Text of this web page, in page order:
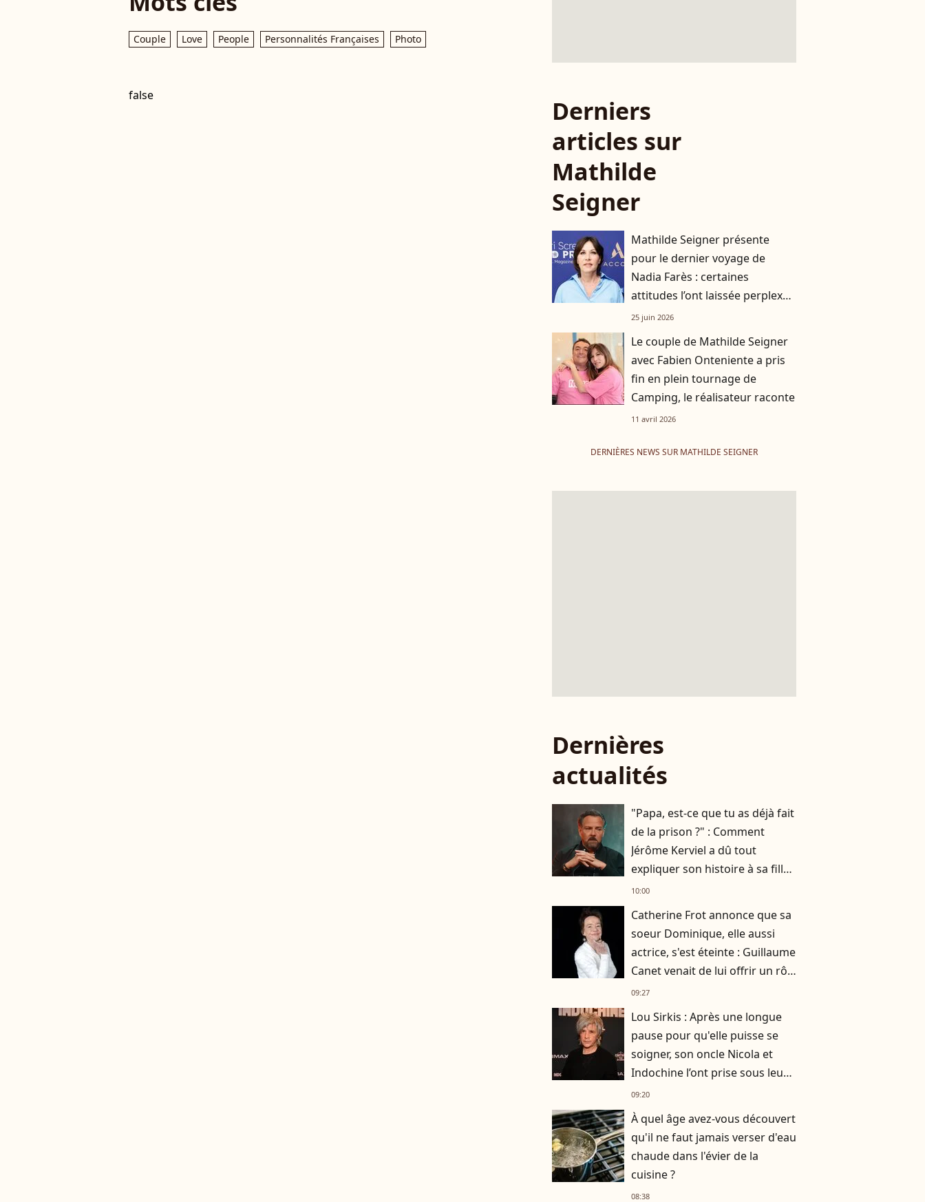
Couple Love People Personnalités Françaises Photo
false
Derniers
articles sur
Mathilde
Seigner
Mathilde Seigner présente
pour le dernier voyage de
Nadia Farès : certaines
attitudes l’ont laissée perplexe,
"c’est comme une avant-
25 juin 2026
Le couple de Mathilde Seigner
avec Fabien Onteniente a pris
fin en plein tournage de
Camping, le réalisateur raconte
11 avril 2026
DERNIÈRES NEWS SUR MATHILDE SEIGNER
Dernières
actualités
"Papa, est-ce que tu as déjà fait
de la prison ?" : Comment
Jérôme Kerviel a dû tout
expliquer son histoire à sa fille
de 7 ans
10:00
Catherine Frot annonce que sa
soeur Dominique, elle aussi
actrice, s'est éteinte : Guillaume
Canet venait de lui offrir un rôle
dans son film avec Marion
09:27
Lou Sirkis : Après une longue
pause pour qu'elle puisse se
soigner, son oncle Nicola et
Indochine l’ont prise sous leur
aile
09:20
À quel âge avez-vous découvert
qu'il ne faut jamais verser d'eau
chaude dans l'évier de la
cuisine ?
08:38